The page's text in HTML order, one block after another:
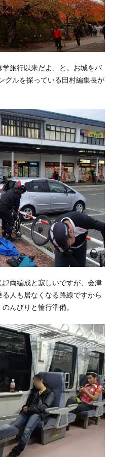
旅行以来だよ、と。お城をバ
グルを探っている田村編集長が
2両編成と寂しいですが、会津
人も居なくなる路線ですから
んびりと輪行準備。